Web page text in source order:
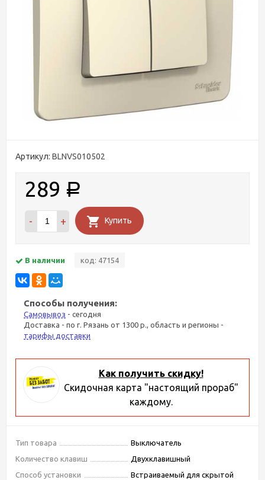
Артикул: BLNVS010502
289 Р
- + Купить
В наличии код: 47154
Способы получения:
Самовывоз - сегодня
Доставка - по г. Рязань от 1300 р., область и регионы -
тарифы доставки
Как получить скидку!
Скидочная карта "настоящий прораб"
каждому.
Тип товара
Выключатель
Количество клавиш
Двухклавишный
Способ установки
Встраиваемый для скрытой